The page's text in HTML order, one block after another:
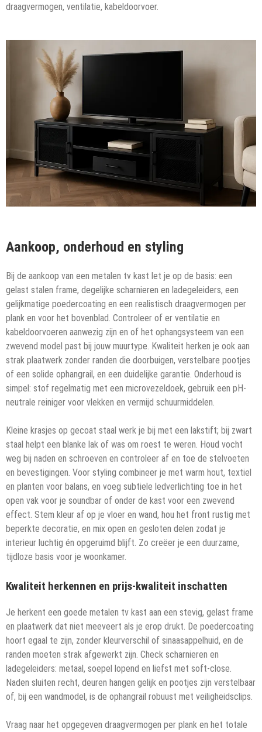
draagvermogen, ventilatie, kabeldoorvoer.
Aankoop, onderhoud en styling
Bij de aankoop van een metalen tv kast let je op de basis: een
gelast stalen frame, degelijke scharnieren en ladegeleiders, een
gelijkmatige poedercoating en een realistisch draagvermogen per
plank en voor het bovenblad. Controleer of er ventilatie en
kabeldoorvoeren aanwezig zijn en of het ophangsysteem van een
zwevend model past bij jouw muurtype. Kwaliteit herken je ook aan
strak plaatwerk zonder randen die doorbuigen, verstelbare pootjes
of een solide ophangrail, en een duidelijke garantie. Onderhoud is
simpel: stof regelmatig met een microvezeldoek, gebruik een pH-
neutrale reiniger voor vlekken en vermijd schuurmiddelen.
Kleine krasjes op gecoat staal werk je bij met een lakstift; bij zwart
staal helpt een blanke lak of was om roest te weren. Houd vocht
weg bij naden en schroeven en controleer af en toe de stelvoeten
en bevestigingen. Voor styling combineer je met warm hout, textiel
en planten voor balans, en voeg subtiele ledverlichting toe in het
open vak voor je soundbar of onder de kast voor een zwevend
effect. Stem kleur af op je vloer en wand, hou het front rustig met
beperkte decoratie, en mix open en gesloten delen zodat je
interieur luchtig én opgeruimd blijft. Zo creëer je een duurzame,
tijdloze basis voor je woonkamer.
Kwaliteit herkennen en prijs-kwaliteit inschatten
Je herkent een goede metalen tv kast aan een stevig, gelast frame
en plaatwerk dat niet meeveert als je erop drukt. De poedercoating
hoort egaal te zijn, zonder kleurverschil of sinaasappelhuid, en de
randen moeten strak afgewerkt zijn. Check scharnieren en
ladegeleiders: metaal, soepel lopend en liefst met soft-close.
Naden sluiten recht, deuren hangen gelijk en pootjes zijn verstelbaar
of, bij een wandmodel, is de ophangrail robuust met veiligheidsclips.
Vraag naar het opgegeven draagvermogen per plank en het totale